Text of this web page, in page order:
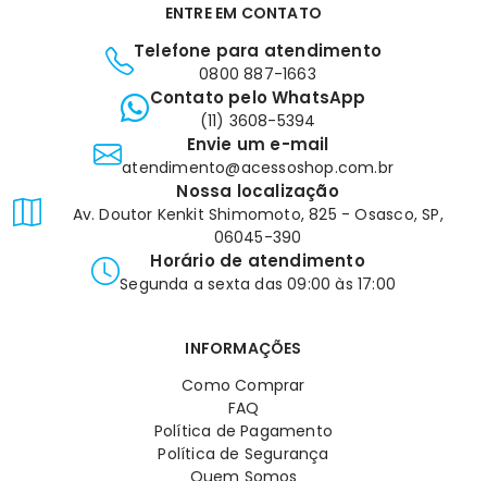
ENTRE EM CONTATO
Telefone para atendimento
0800 887-1663
Contato pelo WhatsApp
(11) 3608-5394
Envie um e-mail
atendimento@acessoshop.com.br
Nossa localização
Av. Doutor Kenkit Shimomoto, 825 - Osasco, SP,
06045-390
Horário de atendimento
Segunda a sexta das 09:00 às 17:00
INFORMAÇÕES
Como Comprar
FAQ
Política de Pagamento
Política de Segurança
Quem Somos